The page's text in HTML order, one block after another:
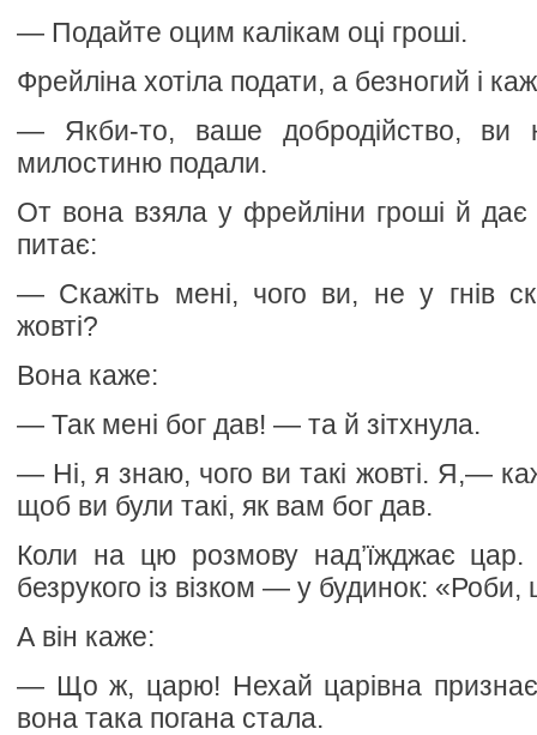
— Подайте оцим калікам оці гроші.
Фрейліна хотіла подати, а безногий і
— Якби-то, ваше добродійство, ви
милостиню подали.
От вона взяла у фрейліни гроші й дає
питає:
— Скажіть мені, чого ви, не у гнів
жовті?
Вона каже:
— Так мені бог дав! — та й зітхнула.
— Ні, я знаю, чого ви такі жовті. Я,—
щоб ви були такі, як вам бог дав.
Коли на цю розмову над’їжджає цар.
безрукого із візком — у будинок:
А він каже:
— Що ж, царю! Нехай царівна
вона така погана стала.